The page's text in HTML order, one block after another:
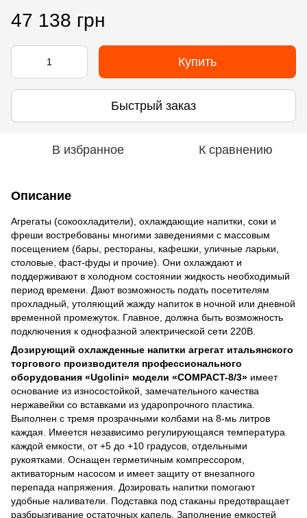
47 138 грн
Купить
Быстрый заказ
В избранное К сравнению
Описание
Агрегаты (сокоохладители), охлаждающие напитки, соки и
фреши востребованы многими заведениями с массовым
посещением (бары, рестораны, кафешки, уличные ларьки,
столовые, фаст-фуды и прочие). Они охлаждают и
поддерживают в холодном состоянии жидкость необходимый
период времени. Дают возможность подать посетителям
прохладный, утоляющий жажду напиток в ночной или дневной
временной промежуток. Главное, должна быть возможность
подключения к однофазной электрической сети 220В.
Дозирующий охлажденные напитки агрегат итальянского
торгового производителя профессионального
оборудования «Ugolini» модели «COMPACT-8/3» имеет
основание из износостойкой, замечательного качества
нержавейки со вставками из ударопрочного пластика.
Выполнен с тремя прозрачными колбами на 8-мь литров
каждая. Имеется независимо регулирующаяся температура
каждой емкости, от +5 до +10 градусов, отдельными
рукоятками. Оснащен герметичным компрессором,
активаторным насосом и имеет защиту от внезапного
перепада напряжения. Дозировать напитки помогают
удобные наливатели. Подставка под стаканы предотвращает
разбрызгивание остаточных капель. Заполнение емкостей